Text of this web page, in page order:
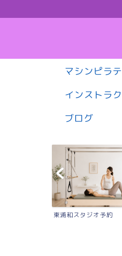
マシンピラ
インストラ
ブログ
マシンピラティス
東浦和｜大人女性のた